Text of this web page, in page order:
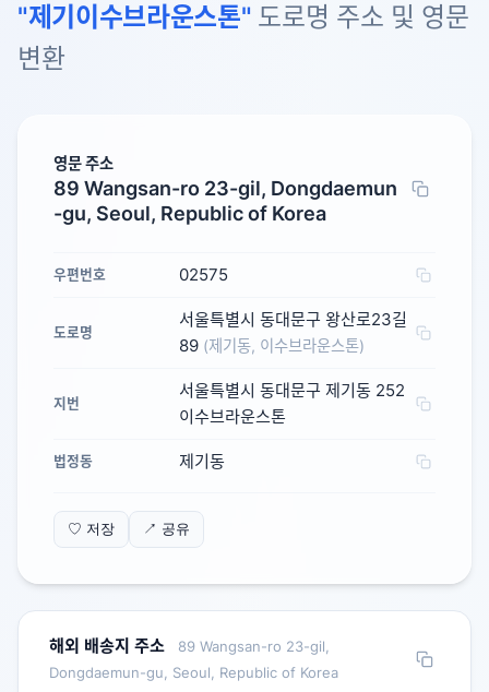
"제기이수브라운스톤" 도로명 주소 및 영문
변환
영문 주소
89 Wangsan-ro 23-gil, Dongdaemun
-gu, Seoul, Republic of Korea
우편번호 02575
도로명
서울특별시 동대문구 왕산로23길
89 (제기동, 이수브라운스톤)
지번
서울특별시 동대문구 제기동 252
이수브라운스톤
법정동 제기동
♡ 저장 ↗ 공유
해외 배송지 주소
89 Wangsan-ro 23-gil,
Dongdaemun-gu, Seoul, Republic of Korea